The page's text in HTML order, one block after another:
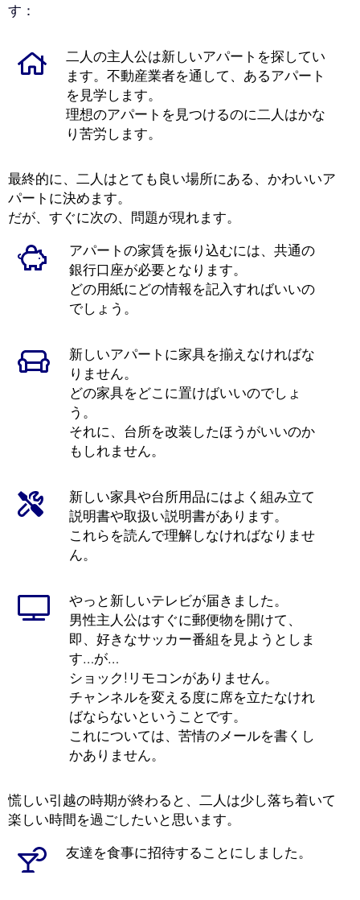
す：
二人の主人公は新しいアパートを探してい
ます。不動産業者を通して、あるアパート
を見学します。
理想のアパートを見つけるのに二人はかな
り苦労します。
最終的に、二人はとても良い場所にある、かわいいア
パートに決めます。
だが、すぐに次の、問題が現れます。
アパートの家賃を振り込むには、共通の
銀行口座が必要となります。
どの用紙にどの情報を記入すればいいの
でしょう。
新しいアパートに家具を揃えなければな
りません。
どの家具をどこに置けばいいのでしょ
う。
それに、台所を改装したほうがいいのか
もしれません。
新しい家具や台所用品にはよく組み立て
説明書や取扱い説明書があります。
これらを読んで理解しなければなりませ
ん。
やっと新しいテレビが届きました。
男性主人公はすぐに郵便物を開けて、
即、好きなサッカー番組を見ようとしま
す…が…
ショック!リモコンがありません。
チャンネルを変える度に席を立たなけれ
ばならないということです。
これについては、苦情のメールを書くし
かありません。
慌しい引越の時期が終わると、二人は少し落ち着いて
楽しい時間を過ごしたいと思います。
友達を食事に招待することにしました。